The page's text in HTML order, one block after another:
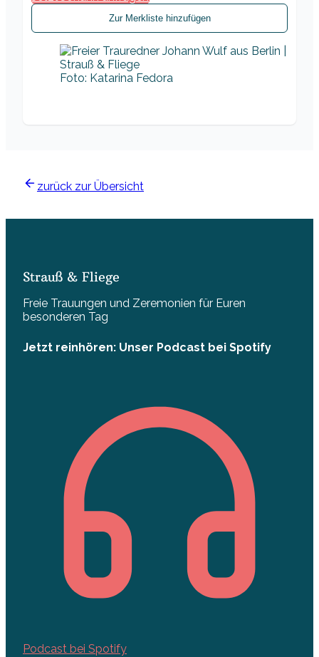
Zur Merkliste hinzufügen
Foto: Katarina Fedora
zurück zur Übersicht
Strauß & Fliege
Freie Trauungen und Zeremonien für Euren
besonderen Tag
Jetzt reinhören: Unser Podcast bei Spotify
Podcast bei Spotify